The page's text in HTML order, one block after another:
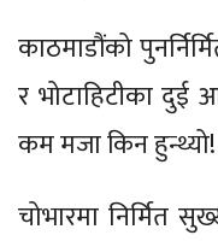
काठमाडौंको
र भोटाहिटीका
कम मजा किन हुन्थ्यो!
चोभारमा निर्मित